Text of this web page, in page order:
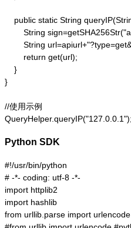
public static String
String
String
        return get(url);
    }
}
//使用示例
QueryHelper.queryIP("127.0.0.1");
Python SDK
#!/usr/bin/python
# -*- coding: utf-8 -*-
import httplib2
import hashlib
from urllib.parse import